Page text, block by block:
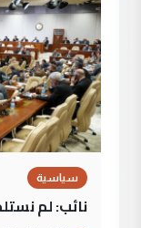
سياسية
نائب: لم